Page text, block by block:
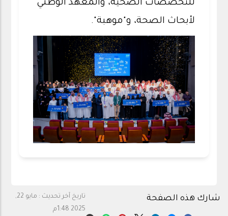
للتخصصات الصحية، والمعهد الوطني
لأبحاث الصحة، و"موهبة".
تاريخ آخر تحديث :
مايو 22,
2025 1:48م
شارك هذه الصفحة